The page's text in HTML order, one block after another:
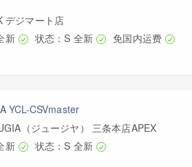
デジマート店
新
状态：S 全新 免国内运费
YCL-CSVmaster
（ジュージヤ） 三条本店APEX
新
状态：S 全新